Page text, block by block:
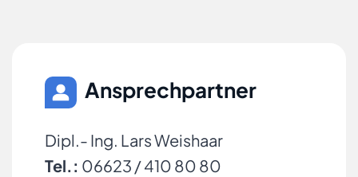
Ansprechpartner
Dipl.- Ing. Lars Weishaar
Tel.: 06623 / 410 80 80